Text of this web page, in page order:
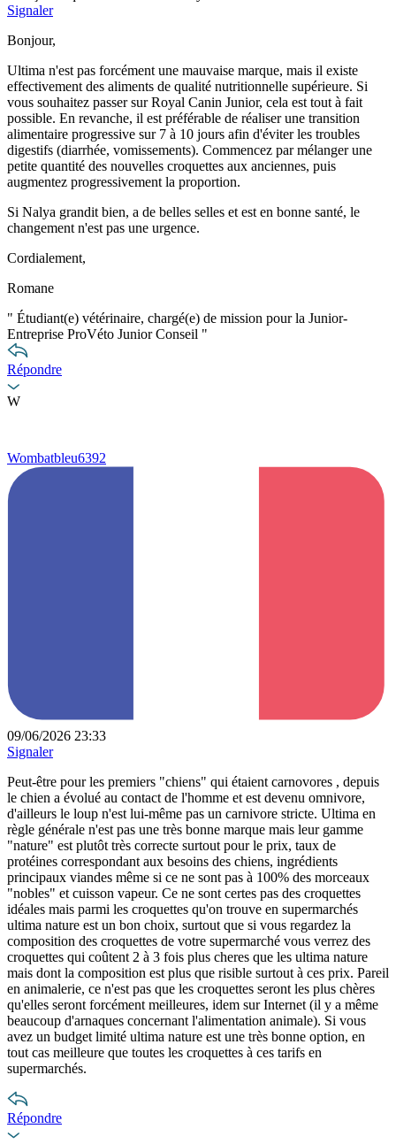
Signaler
Bonjour,
Ultima n'est pas forcément une mauvaise marque, mais il existe
effectivement des aliments de qualité nutritionnelle supérieure. Si
vous souhaitez passer sur Royal Canin Junior, cela est tout à fait
possible. En revanche, il est préférable de réaliser une transition
alimentaire progressive sur 7 à 10 jours afin d'éviter les troubles
digestifs (diarrhée, vomissements). Commencez par mélanger une
petite quantité des nouvelles croquettes aux anciennes, puis
augmentez progressivement la proportion.
Si Nalya grandit bien, a de belles selles et est en bonne santé, le
changement n'est pas une urgence.
Cordialement,
Romane
" Étudiant(e) vétérinaire, chargé(e) de mission pour la Junior-
Entreprise ProVéto Junior Conseil "
Répondre
W
Wombatbleu6392
09/06/2026 23:33
Signaler
Peut-être pour les premiers "chiens" qui étaient carnovores , depuis
le chien a évolué au contact de l'homme et est devenu omnivore,
d'ailleurs le loup n'est lui-même pas un carnivore stricte. Ultima en
règle générale n'est pas une très bonne marque mais leur gamme
"nature" est plutôt très correcte surtout pour le prix, taux de
protéines correspondant aux besoins des chiens, ingrédients
principaux viandes même si ce ne sont pas à 100% des morceaux
"nobles" et cuisson vapeur. Ce ne sont certes pas des croquettes
idéales mais parmi les croquettes qu'on trouve en supermarchés
ultima nature est un bon choix, surtout que si vous regardez la
composition des croquettes de votre supermarché vous verrez des
croquettes qui coûtent 2 à 3 fois plus cheres que les ultima nature
mais dont la composition est plus que risible surtout à ces prix. Pareil
en animalerie, ce n'est pas que les croquettes seront les plus chères
qu'elles seront forcément meilleures, idem sur Internet (il y a même
beaucoup d'arnaques concernant l'alimentation animale). Si vous
avez un budget limité ultima nature est une très bonne option, en
tout cas meilleure que toutes les croquettes à ces tarifs en
supermarchés.
Répondre